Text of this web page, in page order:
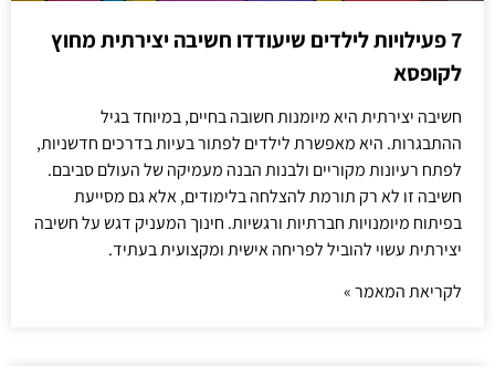
7 פעילויות לילדים שיעודדו חשיבה יצירתית מחוץ
לקופסא
חשיבה יצירתית היא מיומנות חשובה בחיים, במיוחד בגיל
ההתבגרות. היא מאפשרת לילדים לפתור בעיות בדרכים חדשניות,
לפתח רעיונות מקוריים ולבנות הבנה מעמיקה של העולם סביבם.
חשיבה זו לא רק תורמת להצלחה בלימודים, אלא גם מסייעת
בפיתוח מיומנויות חברתיות ורגשיות. חינוך המעניק דגש על חשיבה
יצירתית עשוי להוביל לפריחה אישית ומקצועית בעתיד.
לקריאת המאמר »